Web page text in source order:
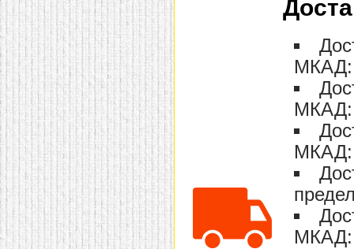
МКАД:
МКАД:
МКАД:
МКАД: